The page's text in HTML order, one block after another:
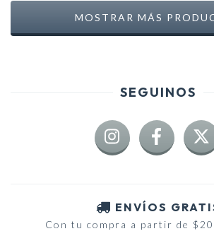
MOSTRAR MÁS
SEGUINOS
ENVÍOS
Con tu compra a partir de